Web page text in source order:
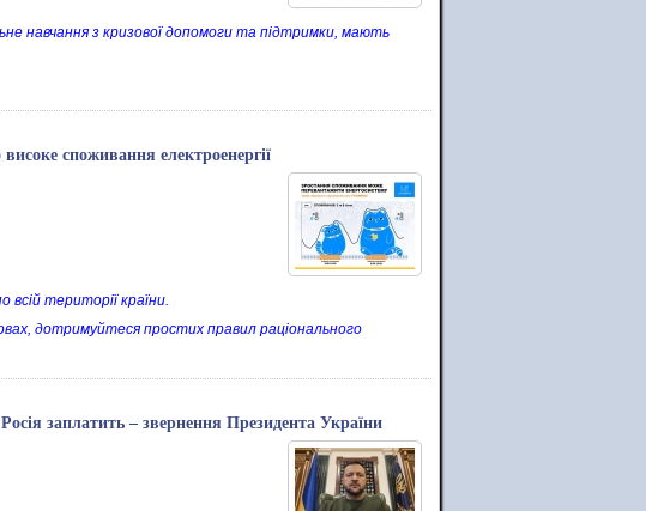
навчання з кризової допомоги та підтримки, мають
споживання електроенергії
території країни.
дотримуйтеся простих правил раціонального
заплатить – звернення Президента України